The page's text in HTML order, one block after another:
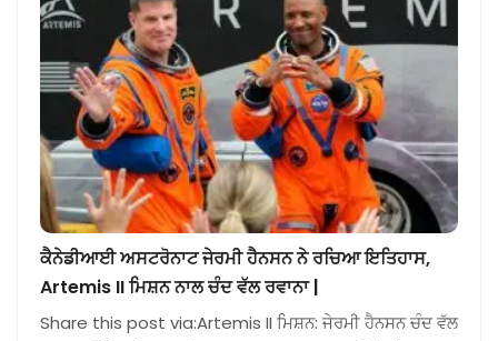
ਕੈਨੇਡੀਆਈ ਅਸਟਰੋਨਾਟ ਜੇਰਮੀ ਹੈਨਸਨ ਨੇ ਰਚਿਆ ਇਤਿਹਾਸ,
Artemis II ਮਿਸ਼ਨ ਨਾਲ ਚੰਦ ਵੱਲ ਰਵਾਨਾ |
Share this post via:Artemis II ਮਿਸ਼ਨ: ਜੇਰਮੀ ਹੈਨਸਨ ਚੰਦ ਵੱਲ